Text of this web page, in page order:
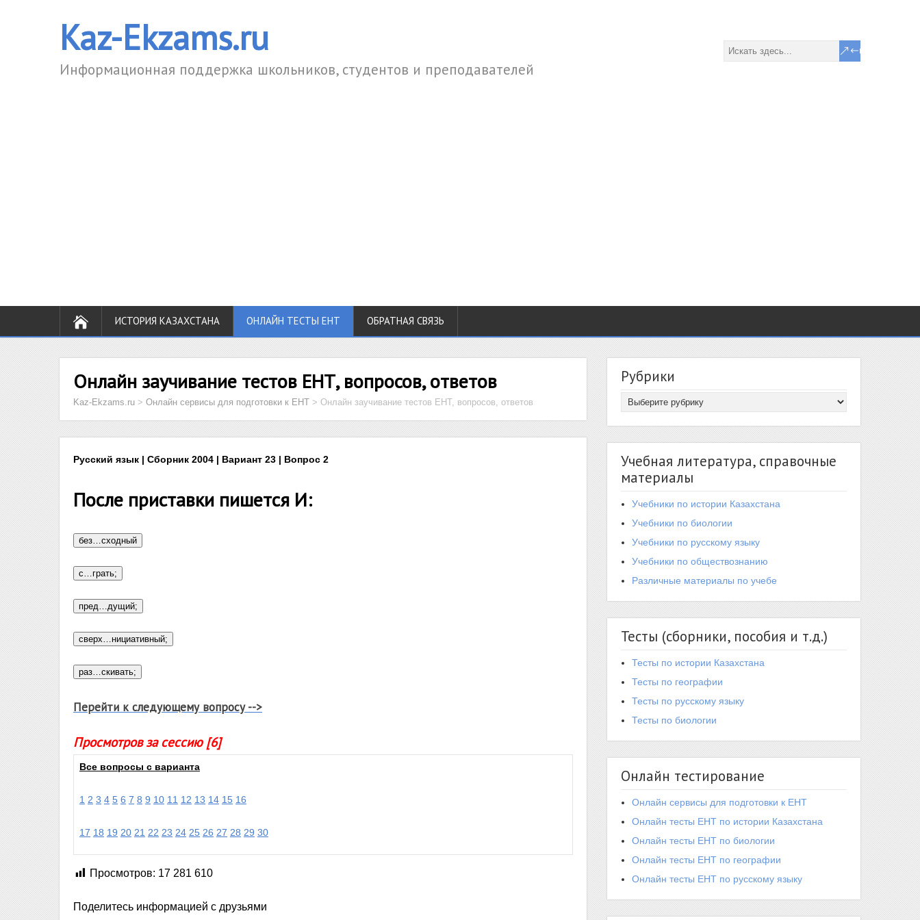
Kaz-Ekzams.ru
Информационная поддержка школьников, студентов и преподавателей
ИСТОРИЯ КАЗАХСТАНА ОНЛАЙН ТЕСТЫ ЕНТ ОБРАТНАЯ СВЯЗЬ
Онлайн заучивание тестов ЕНТ, вопросов, ответов
Kaz-Ekzams.ru > Онлайн сервисы для подготовки к ЕНТ > Онлайн заучивание тестов ЕНТ, вопросов, ответов
Русский язык | Сборник 2004 | Вариант 23 | Вопрос 2
После приставки пишется И:
Перейти к следующему вопросу -->
Просмотров за сессию [6]
Все вопросы с варианта
1 2 3 4 5 6 7 8 9 10 11 12 13 14 15 16
17 18 19 20 21 22 23 24 25 26 27 28 29 30
Просмотров: 17 281 610
Поделитесь информацией с друзьями
Рубрики
Учебная литература, справочные
материалы
Учебники по истории Казахстана
Учебники по биологии
Учебники по русскому языку
Учебники по обществознанию
Различные материалы по учебе
Тесты (сборники, пособия и т.д.)
Тесты по истории Казахстана
Тесты по географии
Тесты по русскому языку
Тесты по биологии
Онлайн тестирование
Онлайн сервисы для подготовки к ЕНТ
Онлайн тесты ЕНТ по истории Казахстана
Онлайн тесты ЕНТ по биологии
Онлайн тесты ЕНТ по географии
Онлайн тесты ЕНТ по русскому языку